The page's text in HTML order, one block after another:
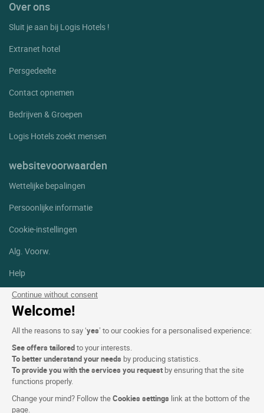
Continue without consent
Welcome!
All the reasons to say ‘yes’ to our cookies for a personalised experience:
See offers tailoredto your interests.
To better understand your needs by producing statistics.
To provide you with the services you request by ensuring that the site
functions properly.
Change your mind? Follow theCookies settings link at the bottom of the
page.
Over ons
Sluit je aan bij Logis Hotels !
Extranet hotel
Persgedeelte
Contact opnemen
Bedrijven & Groepen
Logis Hotels zoekt mensen
websitevoorwaarden
Wettelijke bepalingen
Persoonlijke informatie
Cookie-instellingen
Alg. Voorw.
Help
Sitemap
Foto's
Facebook
Instagram
Linkedin